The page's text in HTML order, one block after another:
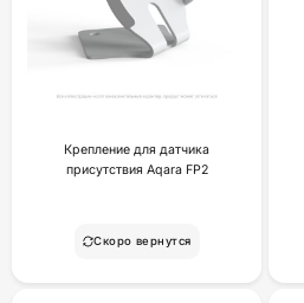
Крепление для датчика
присутствия Aqara FP2
Скоро вернутся